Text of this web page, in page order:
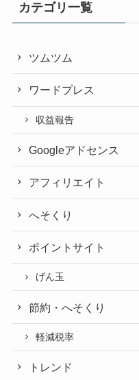
カテゴリ一覧
ツムツム
ワードプレス
収益報告
Googleアドセンス
アフィリエイト
へそくり
ポイントサイト
げん玉
節約・へそくり
軽減税率
トレンド